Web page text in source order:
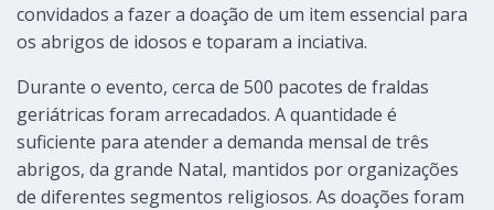
convidados a fazer a doação de um item essencial para
os abrigos de idosos e toparam a inciativa.
Durante o evento, cerca de 500 pacotes de fraldas
geriátricas foram arrecadados. A quantidade é
suficiente para atender a demanda mensal de três
abrigos, da grande Natal, mantidos por organizações
de diferentes segmentos religiosos. As doações foram